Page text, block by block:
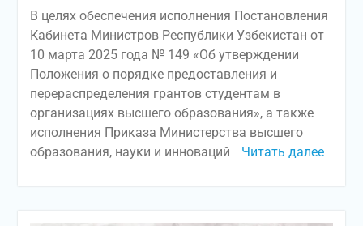
В целях обеспечения исполнения Постановления
Кабинета Министров Республики Узбекистан от
10 марта 2025 года № 149 «Об утверждении
Положения о порядке предоставления и
перераспределения грантов студентам в
организациях высшего образования», а также
исполнения Приказа Министерства высшего
образования, науки и инноваций
Читать далее